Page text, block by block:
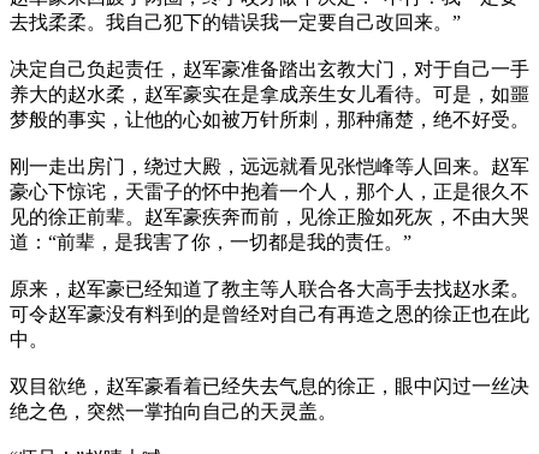
去找柔柔。我自己犯下的错误我一定要自己改回来。”
决定自己负起责任，赵军豪准备踏出玄教大门，对于自己一手
养大的赵水柔，赵军豪实在是拿成亲生女儿看待。可是，如噩
梦般的事实，让他的心如被万针所刺，那种痛楚，绝不好受。
刚一走出房门，绕过大殿，远远就看见张恺峰等人回来。赵军
豪心下惊诧，天雷子的怀中抱着一个人，那个人，正是很久不
见的徐正前辈。赵军豪疾奔而前，见徐正脸如死灰，不由大哭
道：“前辈，是我害了你，一切都是我的责任。”
原来，赵军豪已经知道了教主等人联合各大高手去找赵水柔。
可令赵军豪没有料到的是曾经对自己有再造之恩的徐正也在此
中。
双目欲绝，赵军豪看着已经失去气息的徐正，眼中闪过一丝决
绝之色，突然一掌拍向自己的天灵盖。